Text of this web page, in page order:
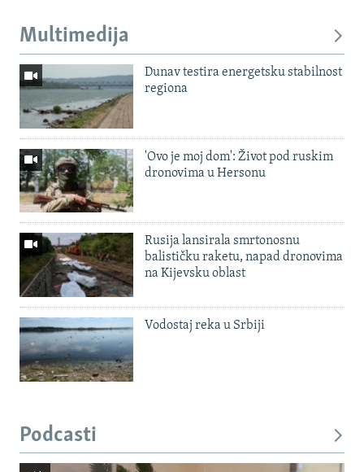
Multimedija
Dunav testira energetsku stabilnost
regiona
'Ovo je moj dom': Život pod ruskim
dronovima u Hersonu
Rusija lansirala smrtonosnu
balističku raketu, napad dronovima
na Kijevsku oblast
Vodostaj reka u Srbiji
Podcasti